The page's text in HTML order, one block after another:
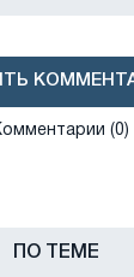
(0)
ПО ТЕМЕ